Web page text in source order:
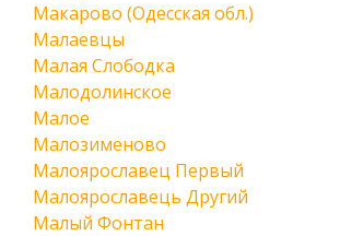
Макарово (Одесская обл.)
Малаевцы
Малая Слободка
Малодолинское
Малое
Малозименово
Малоярославец Первый
Малоярославець Другий
Малый Фонтан